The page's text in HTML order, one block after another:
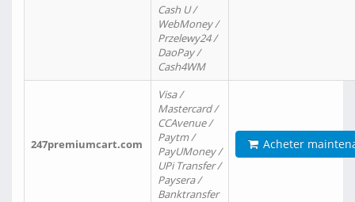
Cash U /
WebMoney /
Przelewy24 /
DaoPay /
Cash4WM
247premiumcart.com
Visa /
Mastercard /
CCAvenue /
Paytm /
PayUMoney /
UPi Transfer /
Paysera /
Banktransfer
Acheter